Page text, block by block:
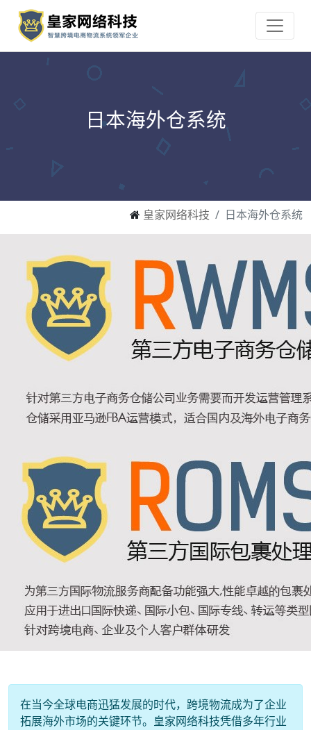
日本海外仓系统
皇家网络科技 日本海外仓系统
在当今全球电商迅猛发展的时代，跨境物流成为了企业
拓展海外市场的关键环节。皇家网络科技凭借多年行业